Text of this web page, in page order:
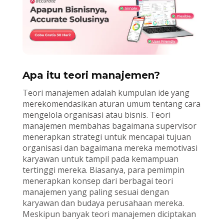
Apa itu teori manajemen?
Teori manajemen adalah kumpulan ide yang
merekomendasikan aturan umum tentang cara
mengelola organisasi atau bisnis. Teori
manajemen membahas bagaimana supervisor
menerapkan strategi untuk mencapai tujuan
organisasi dan bagaimana mereka memotivasi
karyawan untuk tampil pada kemampuan
tertinggi mereka. Biasanya, para pemimpin
menerapkan konsep dari berbagai teori
manajemen yang paling sesuai dengan
karyawan dan budaya perusahaan mereka.
Meskipun banyak teori manajemen diciptakan